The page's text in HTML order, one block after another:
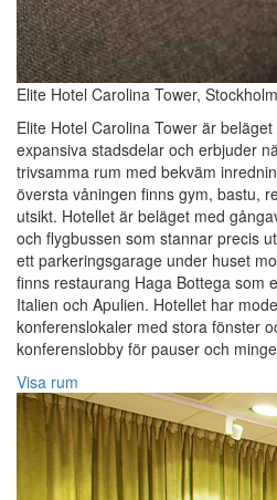
Elite Hotel Carolina Tower, Stockholm
Elite Hotel Carolina Tower är
expansiva stadsdelar och erbjuder
trivsamma rum med bekväm
översta våningen finns gym, bastu,
utsikt. Hotellet är beläget med
och flygbussen som stannar precis
ett parkeringsgarage under huset
finns restaurang Haga Bottega som
Italien och Apulien. Hotellet har
konferenslokaler med stora fönster
konferenslobby för pauser och
Visa rum